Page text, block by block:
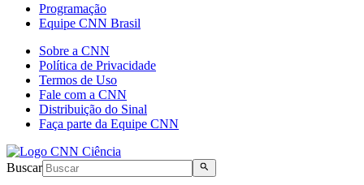
Programação
Equipe CNN Brasil
Sobre a CNN
Política de Privacidade
Termos de Uso
Fale com a CNN
Distribuição do Sinal
Faça parte da Equipe CNN
Buscar